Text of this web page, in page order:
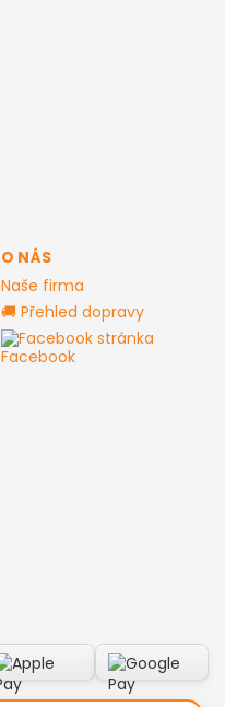
O NÁS
Naše firma
🚚 Přehled dopravy
Facebook stránka